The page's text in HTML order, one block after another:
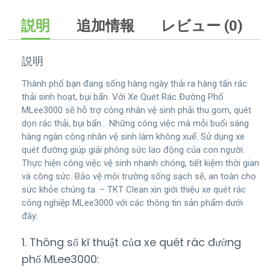
説明 追加情報 レビュー (0)
説明
Thành phố bạn đang sống hàng ngày thải ra hàng tấn rác
thải sinh hoạt, bụi bẩn. Với Xe Quét Rác Đường Phố
MLee3000 sẽ hỗ trợ công nhân vệ sinh phải thu gom, quét
dọn rác thải, bụi bẩn… Những công việc mà mỗi buổi sáng
hàng ngàn công nhân vệ sinh làm không xuể. Sử dụng xe
quét đường giúp giải phóng sức lao động của con người.
Thực hiện công việc vệ sinh nhanh chóng, tiết kiệm thời gian
và công sức. Bảo vệ môi trường sống sạch sẽ, an toàn cho
sức khỏe chúng ta. – TKT Clean xin giới thiệu xe quét rác
công nghiệp MLee3000 với các thông tin sản phẩm dưới
đây:
1. Thông số kĩ thuật của xe quét rác đường
phố MLee3000: